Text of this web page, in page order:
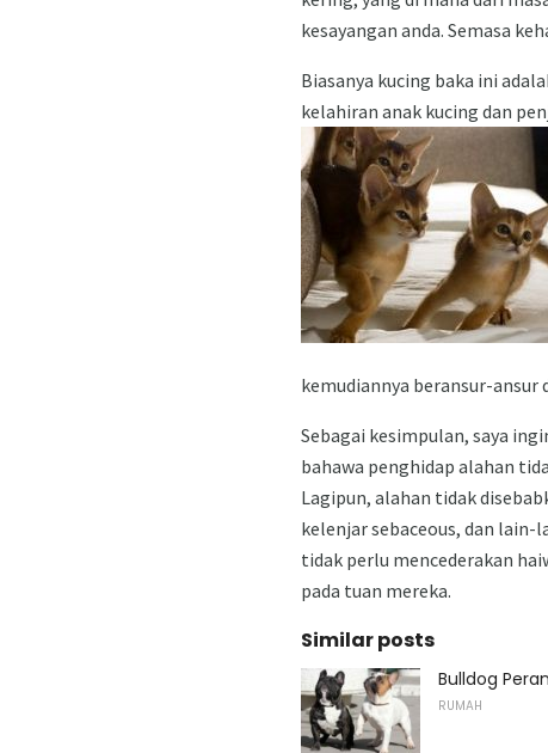
kesayangan anda. Semasa
Biasanya kucing baka ini
kelahiran anak kucing dan
kemudiannya beransur-ansur
Sebagai kesimpulan, saya
bahawa penghidap alahan
Lagipun, alahan tidak
kelenjar sebaceous, dan
tidak perlu mencederakan
pada tuan mereka.
Similar posts
Bulldog
RUMAH